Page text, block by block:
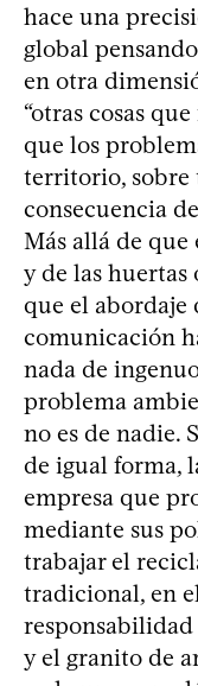
hace una
global
en otra
“otras cosas
que los
territorio, sobre
consecuencia
Más allá de
y de las huertas
que el abordaje
comunicación
nada de
problema
no es de nadie.
de igual forma,
empresa que
mediante sus
trabajar el
tradicional, en
y el granito de